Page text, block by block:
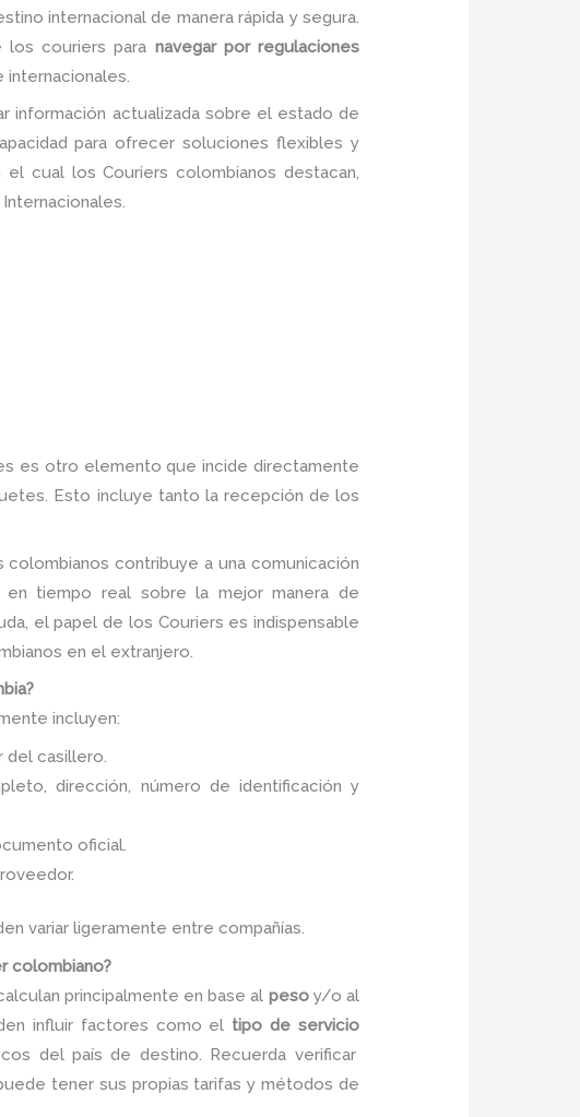
internacional de manera rápida y segura.
los couriers para navegar por regulaciones
información actualizada sobre el estado de
para ofrecer soluciones flexibles y
cual los Couriers colombianos destacan,
es otro elemento que incide directamente
Esto incluye tanto la recepción de los
contribuye a una comunicación
tiempo real sobre la mejor manera de
el papel de los Couriers es indispensable
en el extranjero.
incluyen:
casillero.
dirección, número de identificación y
oficial.
variar ligeramente entre compañías.
colombiano?
principalmente en base al pesoy/o al
influir factores como el tipo de servicio
del país de destino. Recuerda verificar
tener sus propias tarifas y métodos de